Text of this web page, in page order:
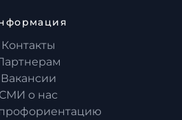
Контакты
Вакансии
СМИ о нас
профориентацию